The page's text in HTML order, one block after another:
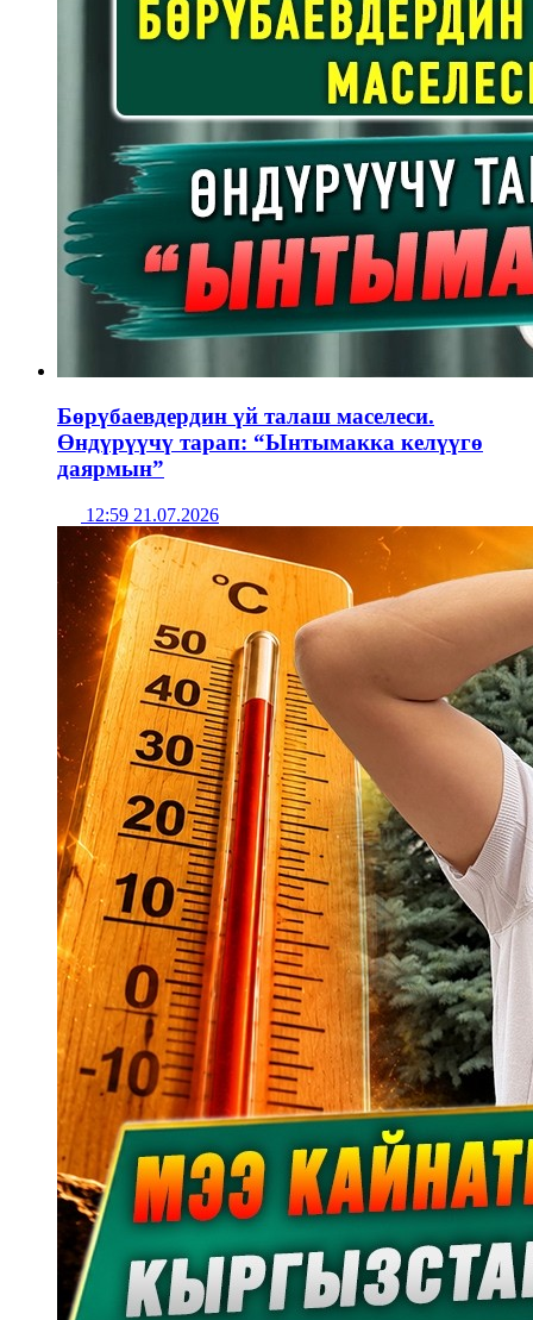
Бөрүбаевдердин үй талаш маселеси.
Өндүрүүчү тарап: “Ынтымакка келүүгө
даярмын”
12:59 21.07.2026